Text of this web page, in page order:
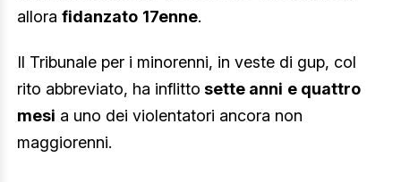
allora fidanzato 17enne.
Il Tribunale per i minorenni, in veste di gup, col
rito abbreviato, ha inflitto sette anni e quattro
mesi a uno dei violentatori ancora non
maggiorenni.